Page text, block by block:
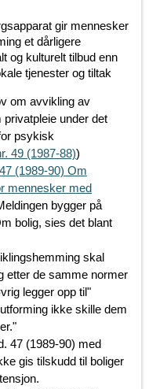
gir mennesker
et dårligere
og kulturelt tilbud enn
tjenester og tiltak
om avvikling av
under det
psykisk
49 (1987-88))
(1989-90) Om
mennesker med
bygger på
bolig, sies det blant
skal
etter de samme normer
legger opp til"
ikke skille dem
47 (1989-90) med
gis tilskudd til boliger